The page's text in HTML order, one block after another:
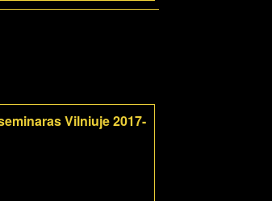
Vilniuje 2017-